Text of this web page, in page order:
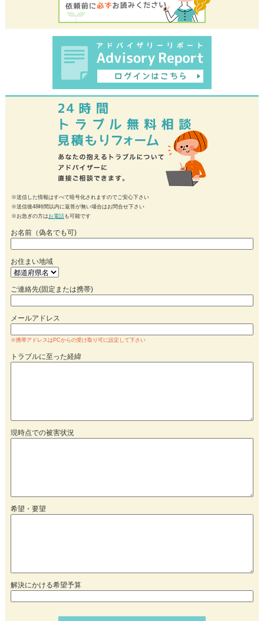
※送信した情報はすべて暗号化されますのでご安心下さい
※送信後48時間以内に返答が無い場合はお問合せ下さい
※お急ぎの方はお電話も可能です
お名前（偽名でも可)
お住まい地域
ご連絡先(固定または携帯)
メールアドレス
※携帯アドレスはPCからの受け取り可に設定して下さい
トラブルに至った経緯
現時点での被害状況
希望・要望
解決にかける希望予算